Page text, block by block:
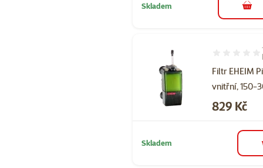
Skladem do
Filtr EHEIM
vnitřní, 150-
Hodnocení
Cena
829 Kč
Skladem